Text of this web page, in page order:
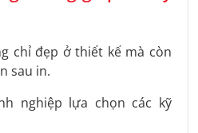
chỉ đẹp ở thiết kế mà còn
sau in.
nghiệp lựa chọn các kỹ